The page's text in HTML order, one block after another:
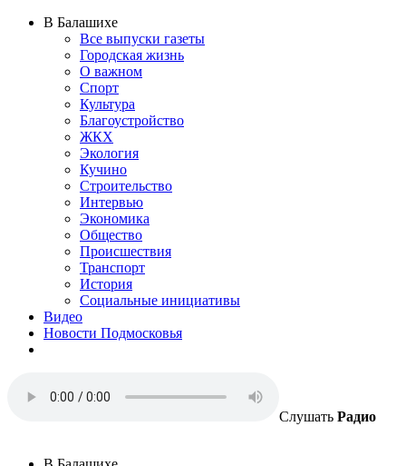
В Балашихе
Все выпуски газеты
Городская жизнь
О важном
Спорт
Культура
Благоустройство
ЖКХ
Экология
Кучино
Строительство
Интервью
Экономика
Общество
Происшествия
Транспорт
История
Социальные инициативы
Видео
Новости Подмосковья
Слушать Радио